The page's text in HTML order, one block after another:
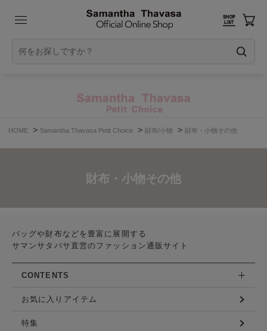
HOME > Samantha Thavasa Petit Choice > 財布/小物 > 財布・小物その他
財布・小物その他
バッグや財布などを豊富に展開する
サマンサタバサ直営のファッション通販サイト
CONTENTS
お気に入りアイテム
特集